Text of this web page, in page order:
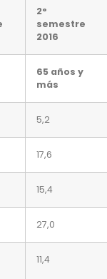
2°
semestre
2016
65 años y
más
5,2
17,6
15,4
27,0
11,4